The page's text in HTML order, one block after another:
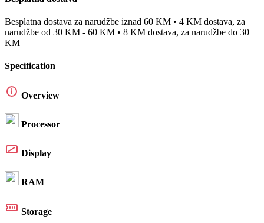
Besplatna dostava za narudžbe iznad 60 KM • 4 KM dostava, za
narudžbe od 30 KM - 60 KM • 8 KM dostava, za narudžbe do 30
KM
Specification
Overview
Processor
Display
RAM
Storage